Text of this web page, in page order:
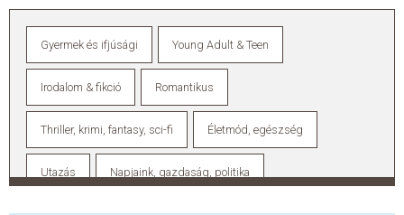
Gyermek és ifjúsági Young Adult & Teen
Irodalom & fikció Romantikus
Thriller, krimi, fantasy, sci-fi Életmód, egészség
Utazás Napjaink, gazdaság, politika
Mesekönyv
9-12 éves
Barátság
Akció, kaland, nyomozás
Sci-fi, disztópia, mystery
Foglalkoztatók
Foglalkoztatók
Gyerekeknek
Gyerekeknek